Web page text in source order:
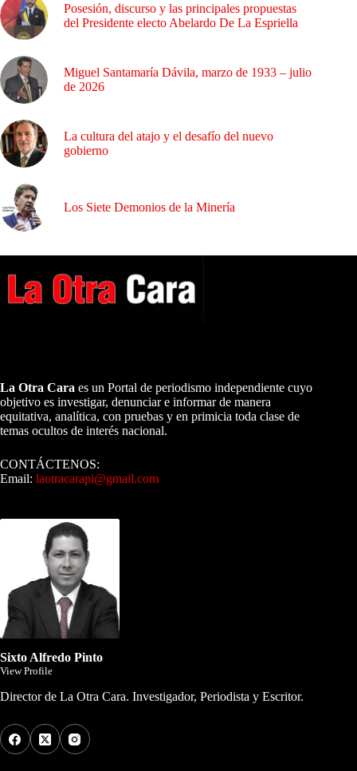
Posesión, discurso y las principales propuestas
del Presidente electo Abelardo De La Espriella
Miguel Santamaría Dávila, marzo de 1933 – julio
de 2026
La cultura del atajo y el desafío del nuevo
gobierno
Los Siete Demonios de la Minería
La Otra Cara es un Portal de periodismo independiente cuyo
objetivo es investigar, denunciar e informar de manera
equitativa, analítica, con pruebas y en primicia toda clase de
temas ocultos de interés nacional.
CONTÁCTENOS:
Email: laotracarapi@gmail.com
Sixto Alfredo Pinto
View Profile
Director de La Otra Cara. Investigador, Periodista y Escritor.